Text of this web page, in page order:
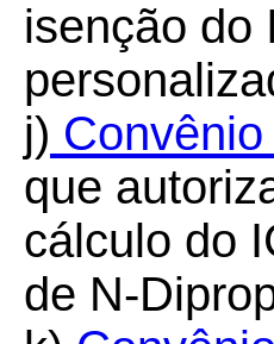
isenção do
j)
que
cálculo do
de N-